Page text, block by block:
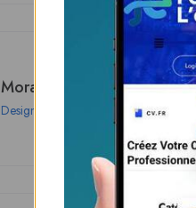
Morale PVC Patches
Design